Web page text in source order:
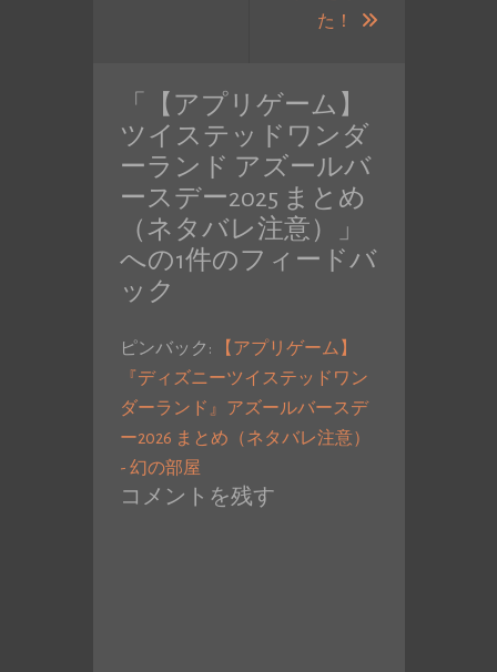
た！
次
「
【アプリゲーム】
ツイステッドワンダ
ーランド アズールバ
ースデー2025 まとめ
（ネタバレ注意）
」
への1件のフィードバ
ック
ピンバック:
【アプリゲーム】
『ディズニーツイステッドワン
ダーランド』アズールバースデ
ー2026 まとめ（ネタバレ注意）
- 幻の部屋
コメントを残す